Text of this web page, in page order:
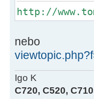
http://
nebo
Igo K
C720, C520,